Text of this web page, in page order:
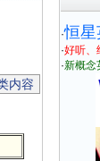
内容
·恒星
·好听、
·新概念